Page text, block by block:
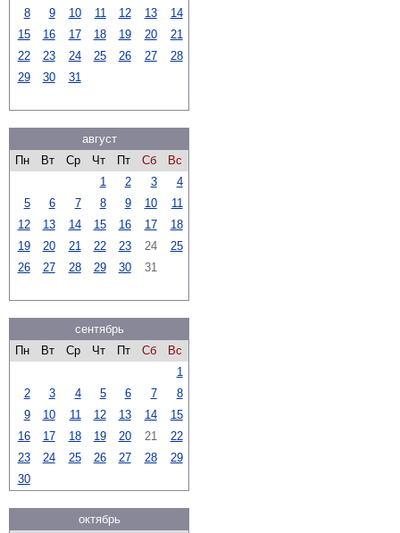
8
9 10 11 12 13
14
15
16 17 18 19 20
21
22
23 24 25 26 27
28
29
30 31
август
Пн
Вт Ср Чт Пт Сб
Вс
1
2 3
4
5
6 7 8 9 10
11
12
13 14 15 16 17
18
19
20 21 22 23 24
25
26
27 28 29 30 31
сентябрь
Пн
Вт Ср Чт Пт Сб
Вс
1
2
3 4 5 6 7
8
9
10 11 12 13 14
15
16
17 18 19 20 21
22
23
24 25 26 27 28
29
30
октябрь